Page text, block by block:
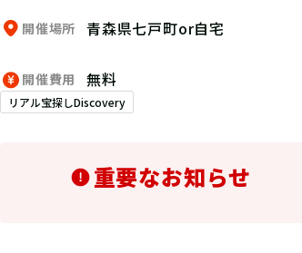
開催場所 青森県七戸町or自宅
開催費用 無料
リアル宝探しDiscovery
重要なお知らせ